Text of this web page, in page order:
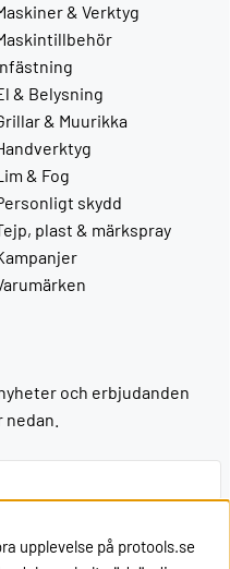
& Verktyg
& Belysning
& Muurikka
& Fog
skydd
plast & märkspray
och erbjudanden
upplevelse på protools.se